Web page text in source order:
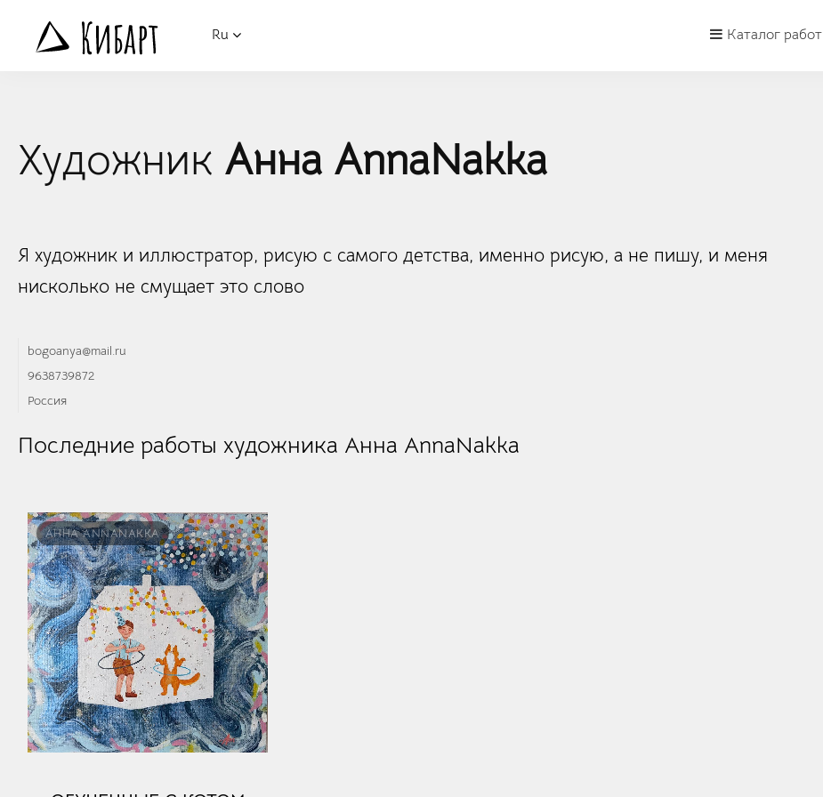
Ru Каталог работ
Художник Анна AnnaNakka
Я художник и иллюстратор, рисую с самого детства, именно рисую, а не пишу, и меня
нисколько не смущает это слово
bogoanya@mail.ru
9638739872
Россия
Последние работы художника Анна AnnaNakka
АННА ANNANAKKA